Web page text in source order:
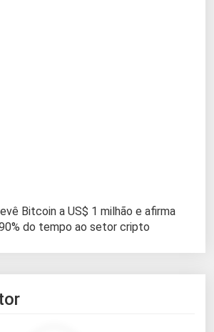
Bitcoin a US$ 1 milhão e afirma
do tempo ao setor cripto